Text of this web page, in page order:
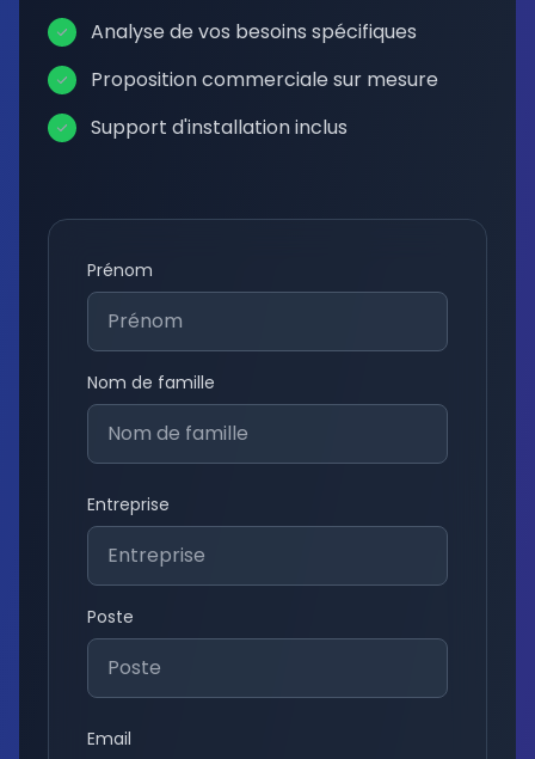
Analyse de vos besoins spécifiques
Proposition commerciale sur mesure
Support d'installation inclus
Prénom
Nom de famille
Entreprise
Poste
Email